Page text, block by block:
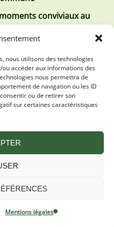
nous utilisons des technologies
accéder aux informations des
nous permettra de
de navigation ou les ID
ou de retirer son
sur certaines caractéristiques
Mentions légales
conviviaux au
rendus
2 juillet 2026
du 30 avril 2026
By Oktopod